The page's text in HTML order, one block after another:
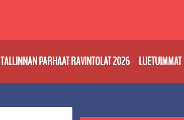
TALLINNAN PARHAAT RAVINTOLAT 2026 LUETUIMMAT